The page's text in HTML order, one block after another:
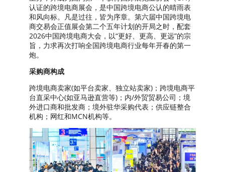
认证的跨境电商展会，是中国跨境电商公认的晴雨表
和⻛向标。凡是过往，皆为序章。第六届中国跨境电
商交易会正值展会第二个五年计划的开局之时，配套
2026中国跨境电商大会，以“更好、更高、更远”的宗
旨，力求再次打响全国跨境电商行业每年开春的第一
炮。
采购商构成
跨境电商卖家(如平台卖家、独立站卖家)；跨境电商平
台直采中心(如亚马逊直营等)；内/外贸贸易公司；境
外进口商和批发商；境外驻华采购代表；供应链整合
机构；网红和MCN机构等。